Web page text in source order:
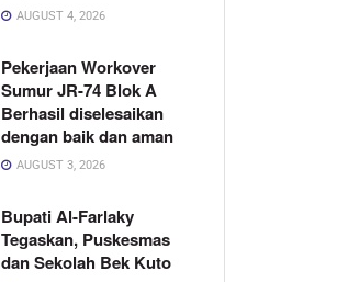
AUGUST 4, 2026
Pekerjaan Workover
Sumur JR-74 Blok A
Berhasil diselesaikan
dengan baik dan aman
AUGUST 3, 2026
Bupati Al-Farlaky
Tegaskan, Puskesmas
dan Sekolah Bek Kuto